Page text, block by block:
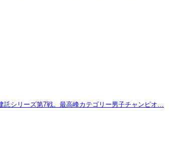
託シリーズ第7戦。最高峰カテゴリー男子チャンピオ…